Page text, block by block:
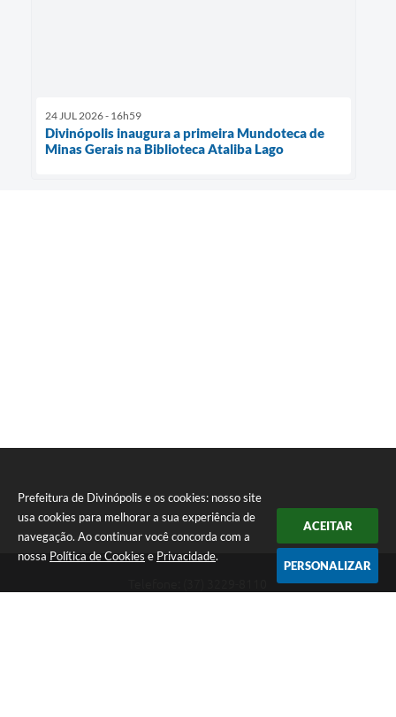
Prefeitura de Divinópolis e os cookies: nosso site
usa cookies para melhorar a sua experiência de
navegação. Ao continuar você concorda com a
nossa Política de Cookies e Privacidade.
ACEITAR
PERSONALIZAR
24 JUL 2026 - 16h59
Divinópolis inaugura a primeira Mundoteca de
Minas Gerais na Biblioteca Ataliba Lago